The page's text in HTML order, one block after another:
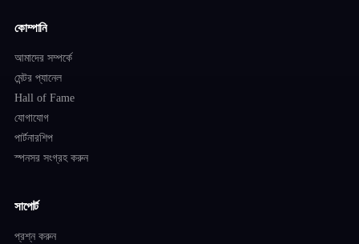
কোম্পানি
আমাদের সম্পর্কে
মেন্টর প্যানেল
Hall of Fame
যোগাযোগ
পার্টনারশিপ
স্পনসর সংগ্রহ করুন
সাপোর্ট
প্রশ্ন করুন